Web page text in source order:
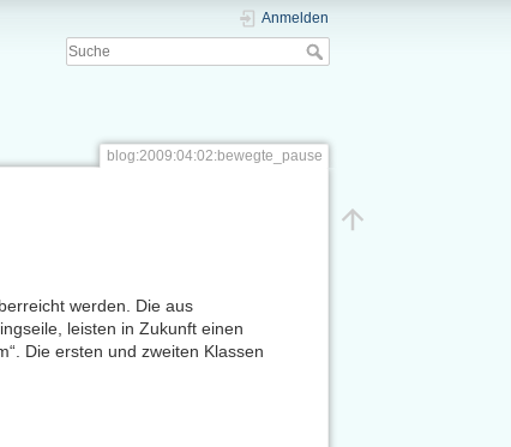
Anmelden
blog:2009:04:02:bewegte_pause
werden. Die aus
leisten in Zukunft einen
Die ersten und zweiten Klassen